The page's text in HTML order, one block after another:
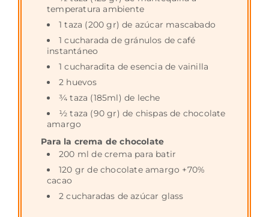
temperatura ambiente
1 taza (200 gr) de azúcar mascabado
1 cucharada de gránulos de café
instantáneo
1 cucharadita de esencia de vainilla
2 huevos
¾ taza (185ml) de leche
½ taza (90 gr) de chispas de chocolate
amargo
Para la crema de chocolate
200 ml de crema para batir
120 gr de chocolate amargo +70%
cacao
2 cucharadas de azúcar glass